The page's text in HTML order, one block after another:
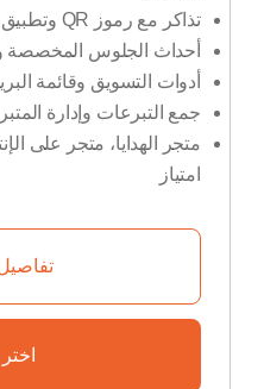
تذاكر مع رموز QR وتطبيق المسح الضوئي
أحداث الجلوس المخصصة
أدوات التسويق وقائمة
جمع التبرعات وإدارة
متجر الهدايا، متجر على
امتياز